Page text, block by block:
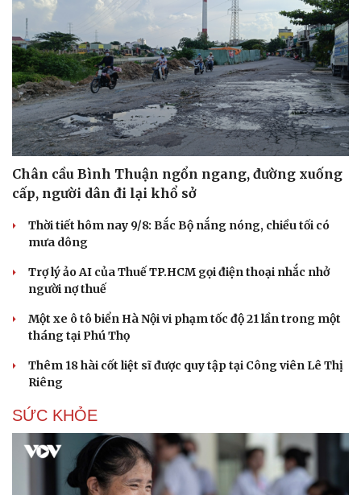
Chân cầu Bình Thuận ngổn ngang, đường xuống
cấp, người dân đi lại khổ sở
Thời tiết hôm nay 9/8: Bắc Bộ nắng nóng, chiều tối có
mưa dông
Trợ lý ảo AI của Thuế TP.HCM gọi điện thoại nhắc nhở
người nợ thuế
Một xe ô tô biển Hà Nội vi phạm tốc độ 21 lần trong một
tháng tại Phú Thọ
Thêm 18 hài cốt liệt sĩ được quy tập tại Công viên Lê Thị
Riêng
SỨC KHỎE